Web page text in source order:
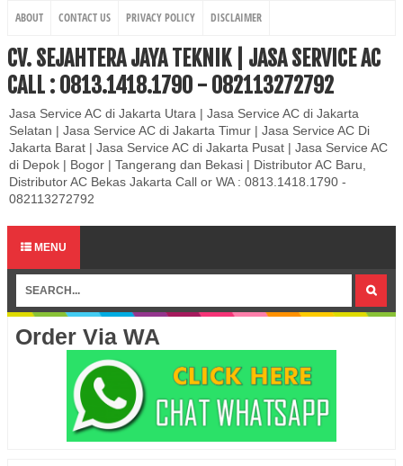
ABOUT CONTACT US PRIVACY POLICY DISCLAIMER
CV. SEJAHTERA JAYA TEKNIK | JASA SERVICE AC
CALL : 0813.1418.1790 - 082113272792
Jasa Service AC di Jakarta Utara | Jasa Service AC di Jakarta
Selatan | Jasa Service AC di Jakarta Timur | Jasa Service AC Di
Jakarta Barat | Jasa Service AC di Jakarta Pusat | Jasa Service AC
di Depok | Bogor | Tangerang dan Bekasi | Distributor AC Baru,
Distributor AC Bekas Jakarta Call or WA : 0813.1418.1790 -
082113272792
MENU
Order Via WA